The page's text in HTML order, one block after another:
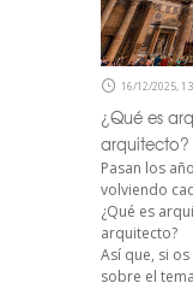
16/12/2025,
¿Qué es
arquitecto?
Pasan los
volviendo
¿Qué es
arquitecto?
Así que, si
sobre el